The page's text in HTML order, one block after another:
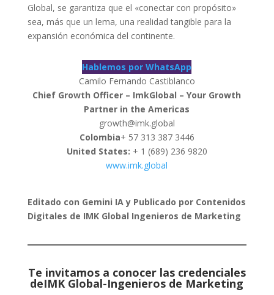
Global, se garantiza que el «conectar con propósito»
sea, más que un lema, una realidad tangible para la
expansión económica del continente.
Hablemos por WhatsApp
Camilo Fernando Castiblanco
Chief Growth Officer – ImkGlobal – Your Growth
Partner in the Americas
growth@imk.global
Colombia+ 57 313 387 3446
United States: + 1 (689) 236 9820
www.imk.global
Editado con Gemini IA y Publicado por Contenidos
Digitales de IMK Global Ingenieros de Marketing
Te invitamos a conocer las credenciales
deIMK Global-Ingenieros de Marketing